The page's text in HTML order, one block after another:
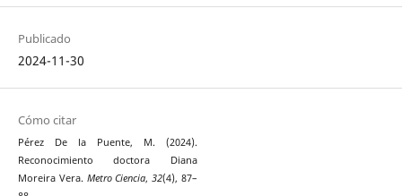
Publicado
2024-11-30
Cómo citar
Pérez De la Puente, M. (2024).
Reconocimiento doctora Diana
Moreira Vera. Metro Ciencia,32(4), 87–